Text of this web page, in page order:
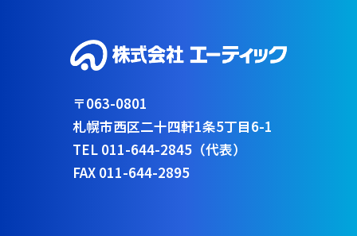
〒063-0801
札幌市西区二十四軒1条5丁目6-1
TEL 011-644-2845（代表）
FAX 011-644-2895